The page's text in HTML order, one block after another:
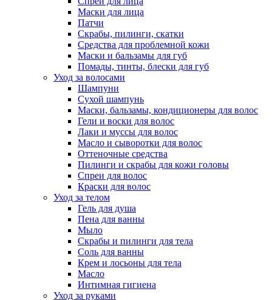
Маски для лица
Патчи
Скрабы, пилинги, скатки
Средства для проблемной кожи
Маски и бальзамы для губ
Помады, тинты, блески для губ
Уход за волосами
Шампуни
Сухой шампунь
Маски, бальзамы, кондиционеры для волос
Гели и воски для волос
Лаки и муссы для волос
Масло и сыворотки для волос
Оттеночные средства
Пилинги и скрабы для кожи головы
Спреи для волос
Краски для волос
Уход за телом
Гель для душа
Пена для ванны
Мыло
Скрабы и пилинги для тела
Соль для ванны
Крем и лосьоны для тела
Масло
Интимная гигиена
Уход за руками